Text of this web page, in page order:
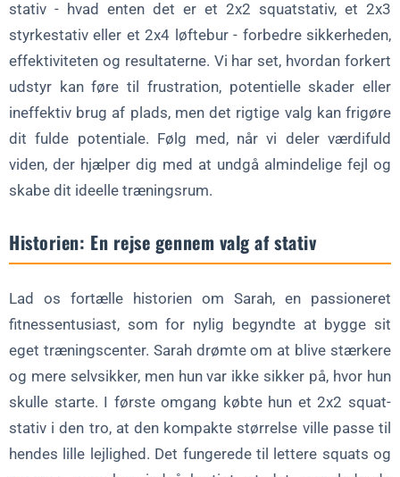
stativ - hvad enten det er et 2x2 squatstativ, et 2x3
styrkestativ eller et 2x4 løftebur - forbedre sikkerheden,
effektiviteten og resultaterne. Vi har set, hvordan forkert
udstyr kan føre til frustration, potentielle skader eller
ineffektiv brug af plads, men det rigtige valg kan frigøre
dit fulde potentiale. Følg med, når vi deler værdifuld
viden, der hjælper dig med at undgå almindelige fejl og
skabe dit ideelle træningsrum.
Historien: En rejse gennem valg af stativ
Lad os fortælle historien om Sarah, en passioneret
fitnessentusiast, som for nylig begyndte at bygge sit
eget træningscenter. Sarah drømte om at blive stærkere
og mere selvsikker, men hun var ikke sikker på, hvor hun
skulle starte. I første omgang købte hun et 2x2 squat-
stativ i den tro, at den kompakte størrelse ville passe til
hendes lille lejlighed. Det fungerede til lettere squats og